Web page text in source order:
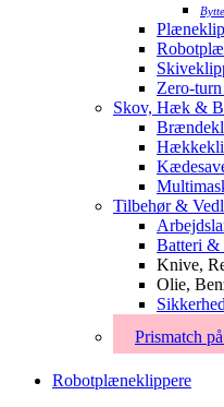
Zero-
Skov, Hæk &
Tilbehør &
Batteri &
Knive,
Olie,
Prismatch
Robotplæneklippere